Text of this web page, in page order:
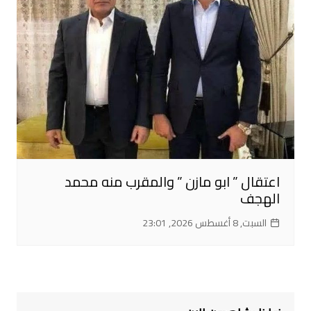
اعتقال ” ابو مازن ” والمقرب منه محمد
الهجف
السبت, 8 أغسطس 2026, 23:01